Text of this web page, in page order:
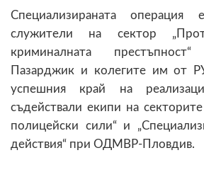
Специализираната
служители на сектор
криминалната
Пазарджик и колегите им от
успешния край на
съдействали екипи на
полицейски сили“ и
действия“ при ОДМВР-Пловдив.